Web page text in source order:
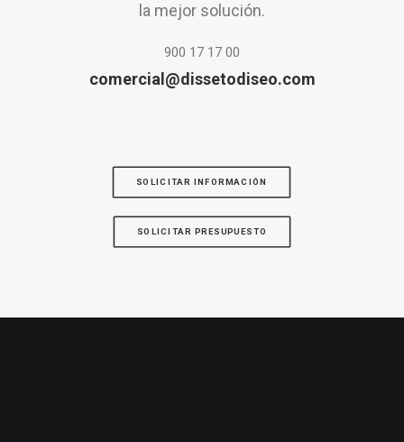
la mejor solución.
900 17 17 00
comercial@dissetodiseo.com
SOLICITAR INFORMACIÓN
SOLICITAR PRESUPUESTO